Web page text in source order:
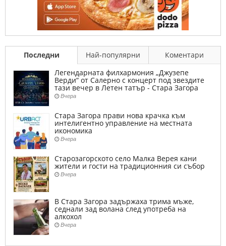
Последни Най-популярни
Коментари
Легендарната филхармония „Джузепе
Верди“ от Салерно с концерт под звездите
тази вечер в Летен татър - Стара Загора
Вчера
Стара Загора прави нова крачка към
интелигентно управление на местната
икономика
Вчера
Старозагорското село Малка Верея кани
жители и гости на традиционния си събор
Вчера
В Стара Загора задържаха трима мъже,
седнали зад волана след употреба на
алкохол
Вчера